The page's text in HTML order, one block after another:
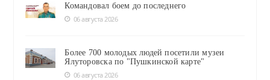
Командовал боем до последнего
06 августа 2026
Более 700 молодых людей посетили музеи
Ялуторовска по "Пушкинской карте"
06 августа 2026